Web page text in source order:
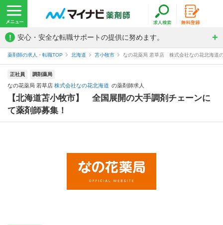
! 安心・安全な転職サポートの提供に努めます。
薬剤師の求人・転職TOP 北海道 苫小牧市 なの花薬局 若草店 株式会社なの花北海道
正社員 調剤薬局
なの花薬局 若草店 株式会社なの花北海道 の薬剤師求人
【北海道苫小牧市】 全国展開の大手調剤チェーンに
て薬剤師募集！